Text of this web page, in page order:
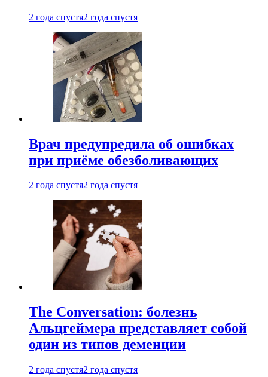
2 года спустя2 года спустя
Врач предупредила об ошибках
при приëме обезболивающих
2 года спустя2 года спустя
The Conversation: болезнь
Альцгеймера представляет собой
один из типов деменции
2 года спустя2 года спустя